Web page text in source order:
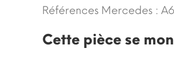
Références Mercedes :
Cette pièce se